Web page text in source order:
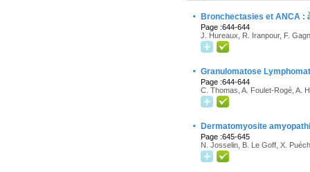
· Bronchectasies et ANCA :
Page :644-644
J. Hureaux, R. Iranpour, F.
· Granulomatose
Page :644-644
C. Thomas, A. Foulet-Rogé, A.
· Dermatomyosite
Page :645-645
N. Josselin, B. Le Goff, X.